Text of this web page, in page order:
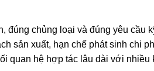
đúng chủng loại và đúng yêu cầu
sản xuất, hạn chế phát sinh chi
quan hệ hợp tác lâu dài với nhiều